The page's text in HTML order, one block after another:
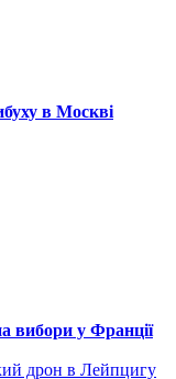
в Москві
вибори у Франції
дрон в Лейпцигу